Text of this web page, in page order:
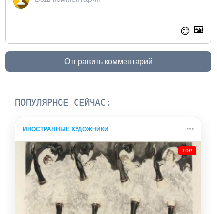
😊 🖼️
Отправить комментарий
ПОПУЛЯРНОЕ СЕЙЧАС:
ИНОСТРАННЫЕ ХУДОЖНИКИ
TOP